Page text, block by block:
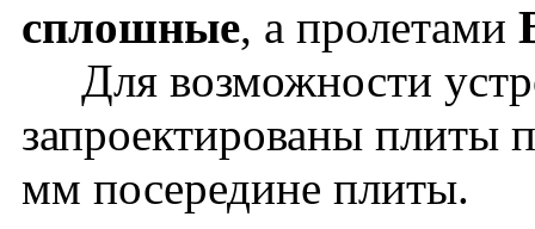
сплошные, а пролетами
Для возможности
запроектированы плиты
мм посередине плиты.